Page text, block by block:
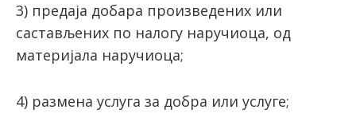
3) предаја добара произведених или
састављених по налогу наручиоца, од
материјала наручиоца;
4) размена услуга за добра или услуге;